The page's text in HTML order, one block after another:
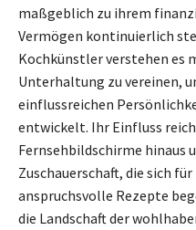
maßgeblich zu ihrem
Vermögen kontinuierlich
Kochkünstler verstehen es
Unterhaltung zu vereinen,
einflussreichen
entwickelt. Ihr Einfluss
Fernsehbildschirme hinaus
Zuschauerschaft, die sich
anspruchsvolle Rezepte
die Landschaft der